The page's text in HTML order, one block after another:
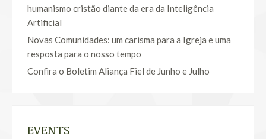
humanismo cristão diante da era da Inteligência
Artificial
Novas Comunidades: um carisma para a Igreja e uma
resposta para o nosso tempo
Confira o Boletim Aliança Fiel de Junho e Julho
EVENTS